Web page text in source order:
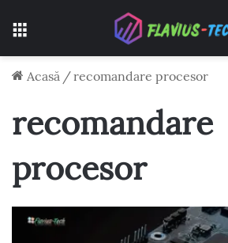
Acasă /recomandare procesor
recomandare
procesor